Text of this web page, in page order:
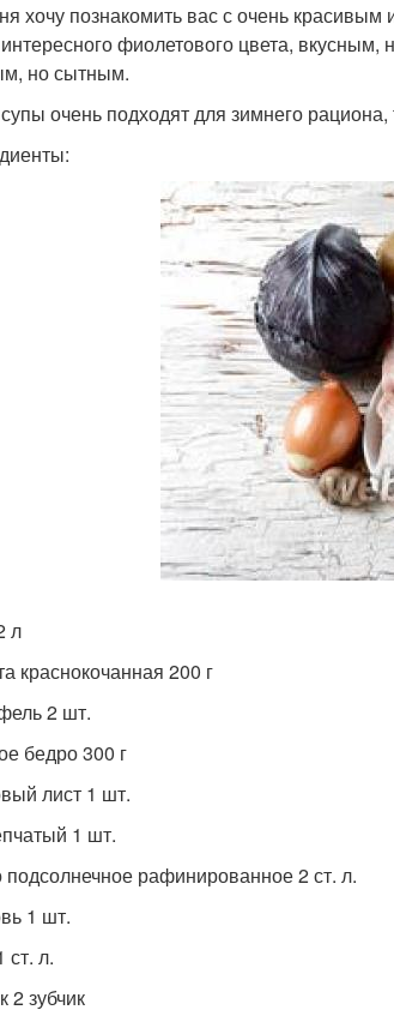
хочу познакомить вас с очень
фиолетового цвета,
но сытным.
очень подходят для зимнего
л
краснокочанная 200 г
2 шт.
бедро 300 г
лист 1 шт.
1 шт.
рафинированное 2 ст. л.
1 шт.
ст. л.
2 зубчик